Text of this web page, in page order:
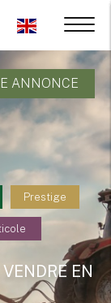
ANNONCE
Prestige
EN